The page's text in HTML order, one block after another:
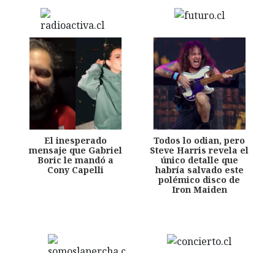
El inesperado
mensaje que Gabriel
Boric le mandó a
Cony Capelli
Todos lo odian, pero
Steve Harris revela el
único detalle que
habría salvado este
polémico disco de
Iron Maiden